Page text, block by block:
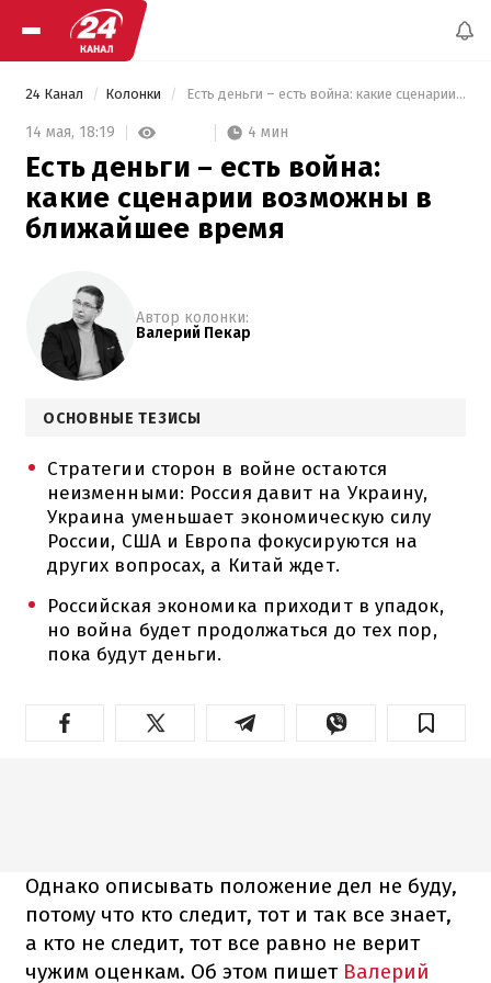
24 Канал Колонки Есть деньги – есть война: какие сценарии возможны в ближайшее время
14 мая, 18:19 4 мин
Есть деньги – есть война:
какие сценарии возможны в
ближайшее время
Автор колонки:
Валерий Пекар
ОСНОВНЫЕ ТЕЗИСЫ
Стратегии сторон в войне остаются
неизменными: Россия давит на Украину,
Украина уменьшает экономическую силу
России, США и Европа фокусируются на
других вопросах, а Китай ждет.
Российская экономика приходит в упадок,
но война будет продолжаться до тех пор,
пока будут деньги.
Однако описывать положение дел не буду,
потому что кто следит, тот и так все знает,
а кто не следит, тот все равно не верит
чужим оценкам. Об этом пишет Валерий